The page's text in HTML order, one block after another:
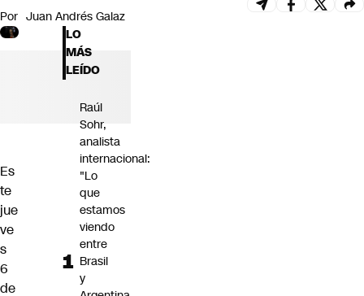
Por Juan Andrés Galaz
Es
te
jue
ve
s
6
de
LO
MÁS
LEÍDO
Raúl
Sohr,
analista
internacional:
"Lo
que
estamos
viendo
entre
Brasil
y